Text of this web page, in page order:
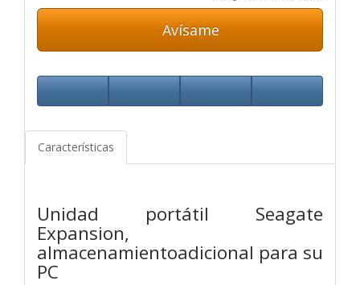
Avísame
Características
Unidad portátil Seagate
Expansion,
almacenamientoadicional para su
PC